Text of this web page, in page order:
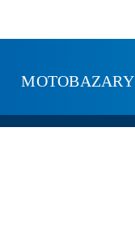
MOTOBAZARY